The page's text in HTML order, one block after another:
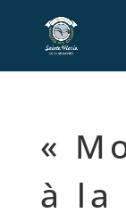
«
à la